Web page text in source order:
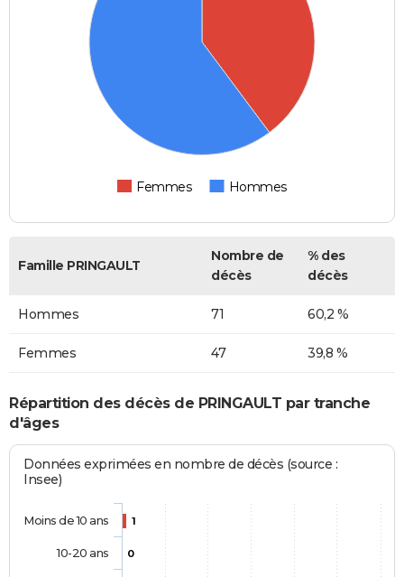
Femmes Hommes
Famille PRINGAULT
Nombre de
décès
% des
décès
Hommes 71 60,2 %
Femmes 47 39,8 %
Répartition des décès de PRINGAULT par tranche
d'âges
Données exprimées en nombre de décès (source :
Insee)
1
0
Moins de 10 ans
10-20 ans